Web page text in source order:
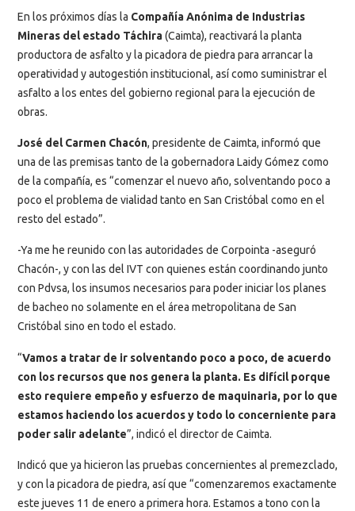
En los próximos días la Compañía Anónima de Industrias
Mineras del estado Táchira(Caimta), reactivará la planta
productora de asfalto y la picadora de piedra para arrancar la
operatividad y autogestión institucional, así como suministrar el
asfalto a los entes del gobierno regional para la ejecución de
obras.
José del Carmen Chacón, presidente de Caimta, informó que
una de las premisas tanto de la gobernadora Laidy Gómez como
de la compañía, es “comenzar el nuevo año, solventando poco a
poco el problema de vialidad tanto en San Cristóbal como en el
resto del estado”.
-Ya me he reunido con las autoridades de Corpointa -aseguró
Chacón-, y con las del IVT con quienes están coordinando junto
con Pdvsa, los insumos necesarios para poder iniciar los planes
de bacheo no solamente en el área metropolitana de San
Cristóbal sino en todo el estado.
“Vamos a tratar de ir solventando poco a poco, de acuerdo
con los recursos que nos genera la planta. Es difícil porque
esto requiere empeño y esfuerzo de maquinaria, por lo que
estamos haciendo los acuerdos y todo lo concerniente para
poder salir adelante”, indicó el director de Caimta.
Indicó que ya hicieron las pruebas concernientes al premezclado,
y con la picadora de piedra, así que “comenzaremos exactamente
este jueves 11 de enero a primera hora. Estamos a tono con la